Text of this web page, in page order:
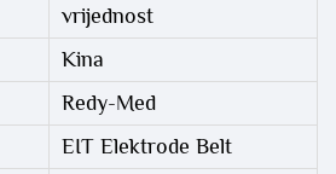
vrijednost
Kina
Redy-Med
EIT Elektrode Belt